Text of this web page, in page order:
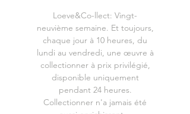
Loeve&Co-llect: Vingt-
neuvième semaine. Et toujours,
chaque jour à 10 heures, du
lundi au vendredi, une œuvre à
collectionner à prix privilégié,
disponible uniquement
pendant 24 heures.
Collectionner n'a jamais été